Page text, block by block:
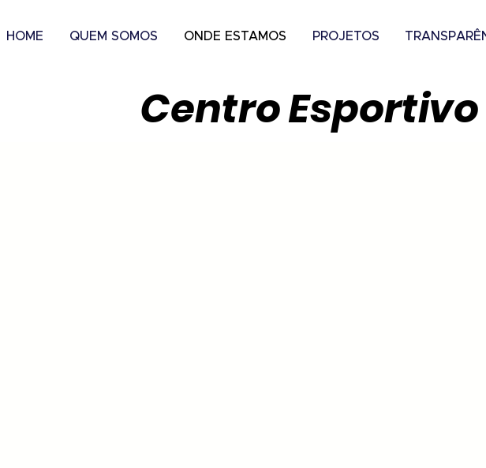
HOME QUEM SOMOS ONDE ESTAMOS PROJETOS
Centro Esportivo